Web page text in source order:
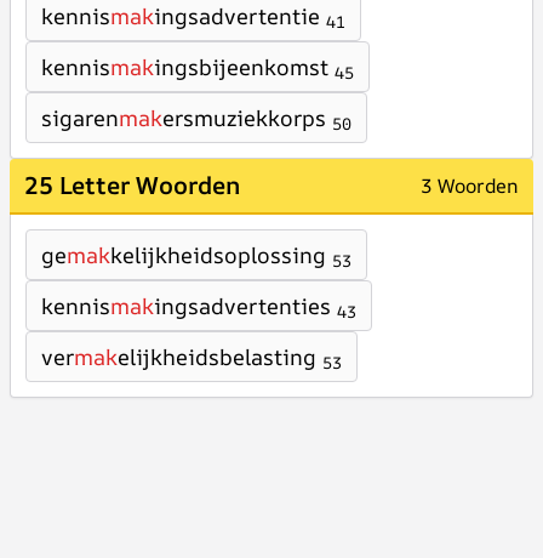
kennismakingsadvertentie 41
kennismakingsbijeenkomst 45
sigarenmakersmuziekkorps 50
25 Letter Woorden 3 Woorden
gemakkelijkheidsoplossing 53
kennismakingsadvertenties 43
vermakelijkheidsbelasting 53